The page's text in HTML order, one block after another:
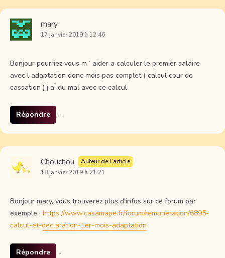
mary
17 janvier 2019 à 12:46
Bonjour pourriez vous m ‘ aider a calculer le premier salaire
avec l adaptation donc mois pas complet ( calcul cour de
cassation ) j ai du mal avec ce calcul
Répondre ↓
Chouchou
Auteur de l’article
18 janvier 2019 à 21:21
Bonjour mary, vous trouverez plus d’infos sur ce forum par
exemple : https://www.casamape.fr/forum/remuneration/6895-
calcul-et-declaration-1er-mois-adaptation
Répondre ↓